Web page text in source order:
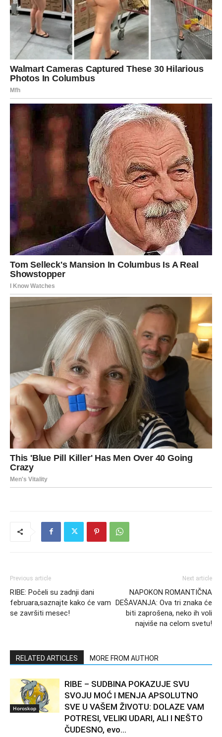
Previous article
RIBE: Počeli su zadnji dani
februara,saznajte kako će vam
se završiti mesec!
Next article
NAPOKON ROMANTIČNA
DEŠAVANJA: Ova tri znaka će
biti zaprošena, neko ih voli
najviše na celom svetu!
RELATED ARTICLES MORE FROM AUTHOR
Horoskop
RIBE – SUDBINA POKAZUJE SVU
SVOJU MOĆ I MENJA APSOLUTNO
SVE U VAŠEM ŽIVOTU: DOLAZE VAM
POTRESI, VELIKI UDARI, ALI I NEŠTO
ČUDESNO, evo...